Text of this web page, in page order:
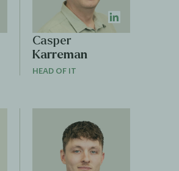
Casper
Karreman
HEAD OF IT